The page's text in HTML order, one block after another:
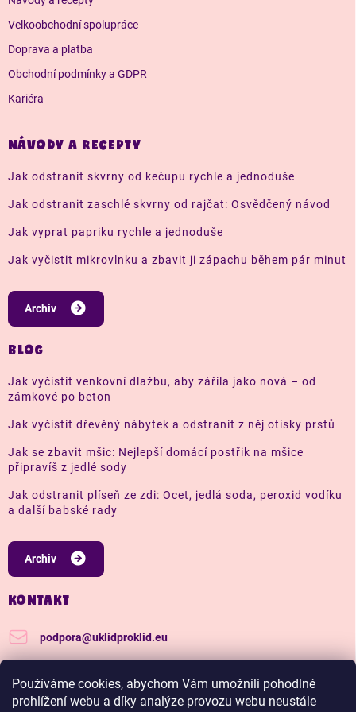
Používáme cookies, abychom Vám umožnili pohodlné
prohlížení webu a díky analýze provozu webu neustále
Velkoobchodní spolupráce
Doprava a platba
Obchodní podmínky a GDPR
Kariéra
NÁVODY A RECEPTY
Jak odstranit skvrny od kečupu rychle a jednoduše
Jak odstranit zaschlé skvrny od rajčat: Osvědčený návod
Jak vyprat papriku rychle a jednoduše
Jak vyčistit mikrovlnku a zbavit ji zápachu během pár minut
Archiv
BLOG
Jak vyčistit venkovní dlažbu, aby zářila jako nová – od
zámkové po beton
Jak vyčistit dřevěný nábytek a odstranit z něj otisky prstů
Jak se zbavit mšic: Nejlepší domácí postřik na mšice
připravíš z jedlé sody
Jak odstranit plíseň ze zdi: Ocet, jedlá soda, peroxid vodíku
a další babské rady
Archiv
KONTAKT
podpora@uklidproklid.eu
Další tipy a triky, jak na úklid pro klid